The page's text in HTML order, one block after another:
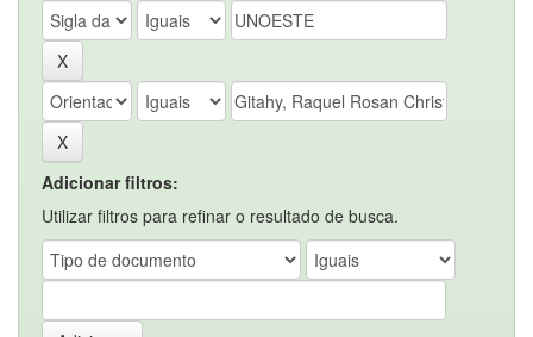
Adicionar filtros:
Utilizar filtros para refinar o resultado de busca.